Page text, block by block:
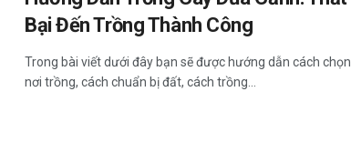
Bại Đến Trồng Thành Công
Trong bài viết dưới đây bạn sẽ được hướng dẫn cách chọn
nơi trồng, cách chuẩn bị đất, cách trồng...